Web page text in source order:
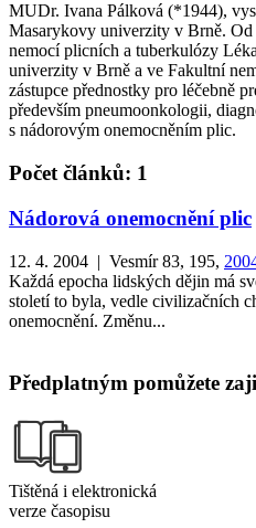
MUDr. Ivana Pálková (*1944),
Masarykovy univerzity v Brně.
nemocí plicních a tuberkulózy
univerzity v Brně a ve Fakultní
zástupce přednostky pro léčebně
především pneumoonkologii,
s nádorovým onemocněním plic.
Počet článků: 1
Nádorová onemocnění plic
12. 4. 2004 | Vesmír 83, 195,
Každá epocha lidských dějin má
století to byla, vedle civilizačních
onemocnění. Změnu...
Předplatným pomůžete
Tištěná i elektronická
verze časopisu